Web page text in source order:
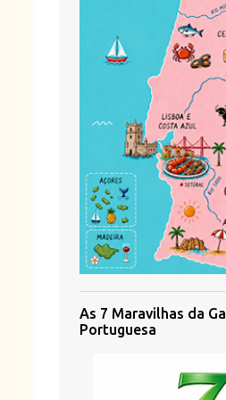
As 7 Maravilhas da
Portuguesa